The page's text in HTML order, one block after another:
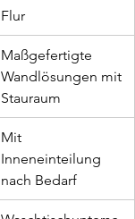
Flur
Maßgefertigte
Wandlösungen mit
Stauraum
Mit
Inneneinteilung
nach Bedarf